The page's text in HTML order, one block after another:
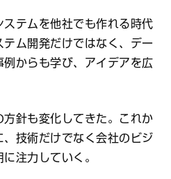
ステムを他社でも作れる時代
ム開発だけではなく、デー
からも学び、アイデアを広
針も変化してきた。これか
技術だけでなく会社のビジ
注力していく。